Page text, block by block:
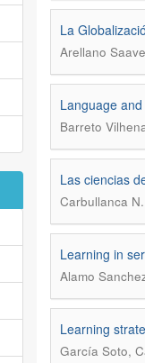
La
Arellano
Language
Barreto
Las ciencias
Carbullanca
Learning in
Alamo
Learning
García Soto,